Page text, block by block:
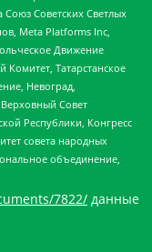
Советских Светлых
Meta Platforms Inc,
Движение
Татарстанское
Невоград,
Совет
Республики, Конгресс
совета народных
объединение,
7822/ данные